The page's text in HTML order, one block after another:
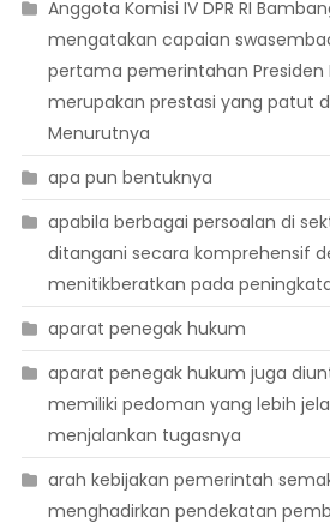
Anggota Komisi IV DPR RI
mengatakan capaian
pertama pemerintahan Presiden
merupakan prestasi yang patut
Menurutnya
apa pun bentuknya
apabila berbagai persoalan di
ditangani secara komprehensif
menitikberatkan pada
aparat penegak hukum
aparat penegak hukum juga
memiliki pedoman yang lebih
menjalankan tugasnya
arah kebijakan pemerintah
menghadirkan pendekatan